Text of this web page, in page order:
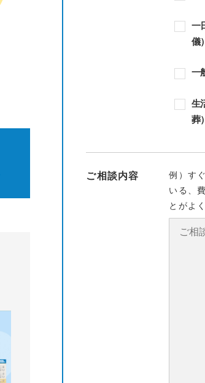
一
儀）
一
生
葬）
ご相談内容
例）す
いる、
とがよ